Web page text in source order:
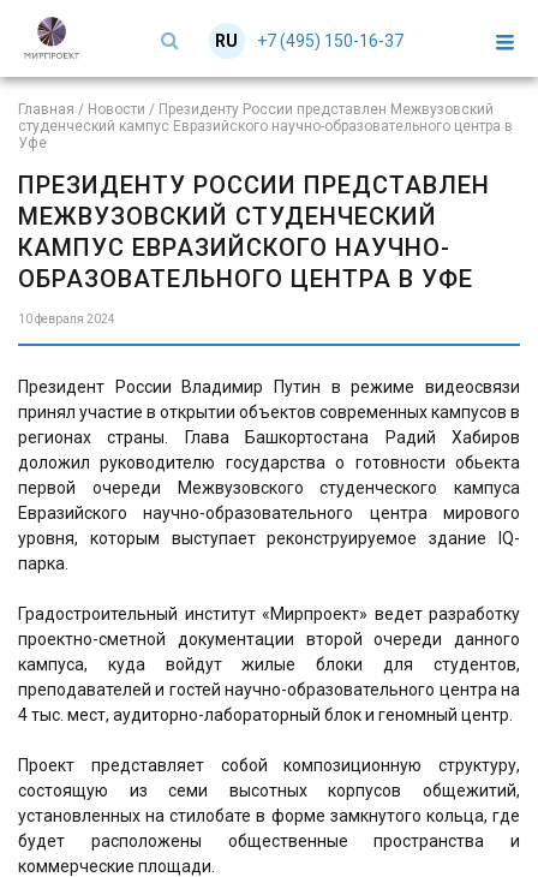
EN
RU +7 (495) 150-16-37
Главная / Новости / Президенту России представлен Межвузовский
студенческий кампус Евразийского научно-образовательного центра в
Уфе
ПРЕЗИДЕНТУ РОССИИ ПРЕДСТАВЛЕН
МЕЖВУЗОВСКИЙ СТУДЕНЧЕСКИЙ
КАМПУС ЕВРАЗИЙСКОГО НАУЧНО-
ОБРАЗОВАТЕЛЬНОГО ЦЕНТРА В УФЕ
10 февраля 2024
Президент России Владимир Путин в режиме видеосвязи
принял участие в открытии объектов современных кампусов в
регионах страны. Глава Башкортостана Радий Хабиров
доложил руководителю государства о готовности обьекта
первой очереди Межвузовского студенческого кампуса
Евразийского научно-образовательного центра мирового
уровня, которым выступает реконструируемое здание IQ-
парка.
Градостроительный институт «Мирпроект» ведет разработку
проектно-сметной документации второй очереди данного
кампуса, куда войдут жилые блоки для студентов,
преподавателей и гостей научно-образовательного центра на
4 тыс. мест, аудиторно-лабораторный блок и геномный центр.
Проект представляет собой композиционную структуру,
состоящую из семи высотных корпусов общежитий,
установленных на стилобате в форме замкнутого кольца, где
будет расположены общественные пространства и
коммерческие площади.